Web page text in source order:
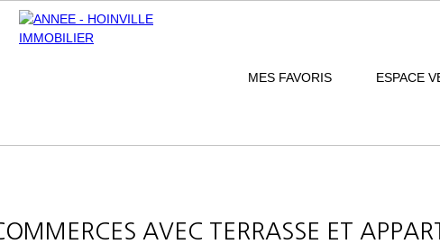
MES FAVORIS ESPACE
AVEC TERRASSE ET